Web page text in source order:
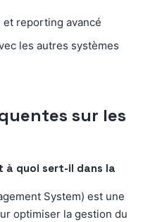
reporting avancé
les autres systèmes
sur les
à quoi sert-il dans la
System) est une
optimiser la gestion du